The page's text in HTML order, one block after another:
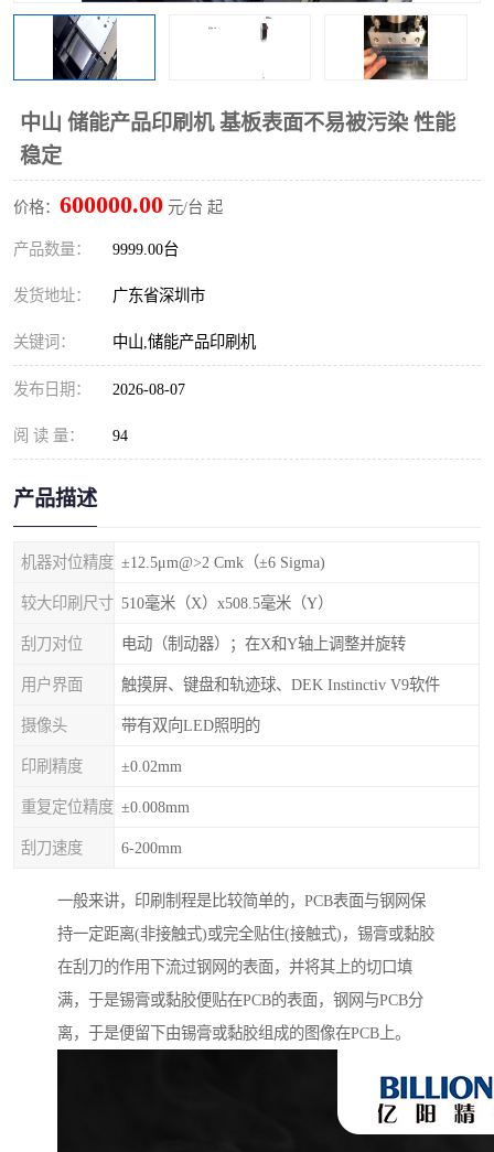
中山 储能产品印刷机 基板表面不易被污染 性能
稳定
价格： 600000.00 元/台 起
产品数量： 9999.00台
发货地址： 广东省深圳市
关键词： 中山,储能产品印刷机
发布日期： 2026-08-07
阅 读 量： 94
产品描述
机器对位精度 ±12.5μm@>2 Cmk（±6 Sigma)
较大印刷尺寸 510毫米（X）x508.5毫米（Y）
刮刀对位 电动（制动器）；在X和Y轴上调整并旋转
用户界面 触摸屏、键盘和轨迹球、DEK Instinctiv V9软件
摄像头 带有双向LED照明的
印刷精度 ±0.02mm
重复定位精度 ±0.008mm
刮刀速度 6-200mm
一般来讲，印刷制程是比较简单的，PCB表面与钢网保
持一定距离(非接触式)或完全贴住(接触式)，锡膏或黏胶
在刮刀的作用下流过钢网的表面，并将其上的切口填
满，于是锡膏或黏胶便贴在PCB的表面，钢网与PCB分
离，于是便留下由锡膏或黏胶组成的图像在PCB上。